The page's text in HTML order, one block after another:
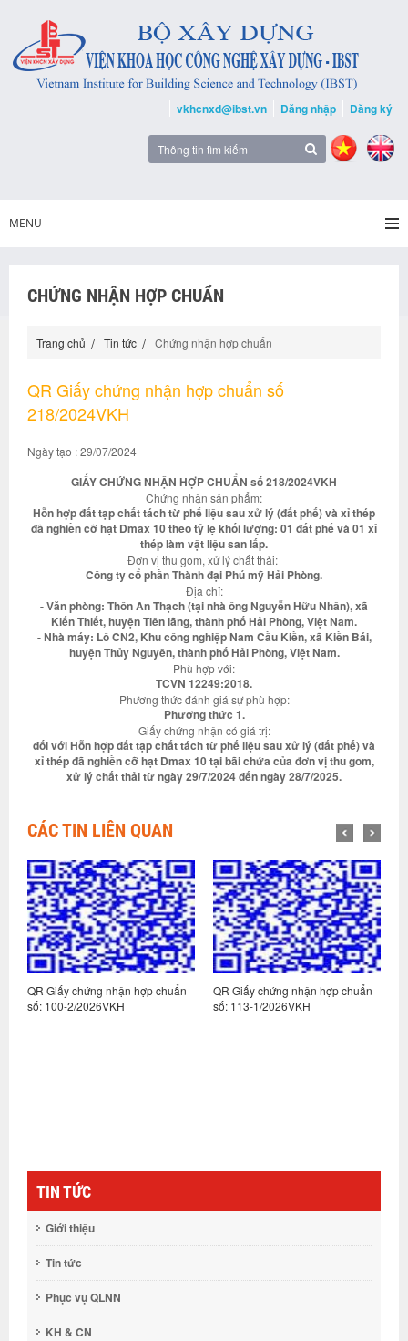
vkhcnxd@ibst.vn Đăng nhập Đăng ký
MENU
CHỨNG NHẬN HỢP CHUẨN
Trang chủ Tin tức Chứng nhận hợp chuẩn
QR Giấy chứng nhận hợp chuẩn số
218/2024VKH
Ngày tạo : 29/07/2024
GIẤY CHỨNG NHẬN HỢP CHUẨN số 218/2024VKH
Chứng nhận sản phẩm:
Hỗn hợp đất tạp chất tách từ phế liệu sau xử lý (đất phế) và xỉ thép
đã nghiền cỡ hạt Dmax 10 theo tỷ lệ khối lượng: 01 đất phế và 01 xỉ
thép làm vật liệu san lấp.
Đơn vị thu gom, xử lý chất thải:
Công ty cổ phần Thành đại Phú mỹ Hải Phòng.
Địa chỉ:
- Văn phòng: Thôn An Thạch (tại nhà ông Nguyễn Hữu Nhân), xã
Kiến Thiết, huyện Tiên lãng, thành phố Hải Phòng, Việt Nam.
- Nhà máy: Lô CN2, Khu công nghiệp Nam Cầu Kiền, xã Kiền Bái,
huyện Thủy Nguyên, thành phố Hải Phòng, Việt Nam.
Phù hợp với:
TCVN 12249:2018.
Phương thức đánh giá sự phù hợp:
Phương thức 1.
Giấy chứng nhận có giá trị:
đối với Hỗn hợp đất tạp chất tách từ phế liệu sau xử lý (đất phế) và
xỉ thép đã nghiền cỡ hạt Dmax 10 tại bãi chứa của đơn vị thu gom,
xử lý chất thải từ ngày 29/7/2024 đến ngày 28/7/2025.
CÁC TIN LIÊN QUAN
QR Giấy chứng nhận hợp chuẩn
số: 100-2/2026VKH
QR Giấy chứng nhận hợp chuẩn
số: 113-1/2026VKH
TIN TỨC
Giới thiệu
Tin tức
Phục vụ QLNN
KH & CN